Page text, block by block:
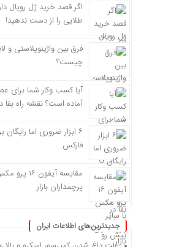
اگر قصد خرید ژل رویال
طلایی را از دست ندهید!
فرق بین واژینوپلاستی و
چیست؟
آیا کسب وکار شما
آماده است؟ نقشه راه
۶ ابزار ضروری اما
فارکس
مقایسه آیفون
پرچمداران بازار
جدیدترین‌های اطلاعات ایران